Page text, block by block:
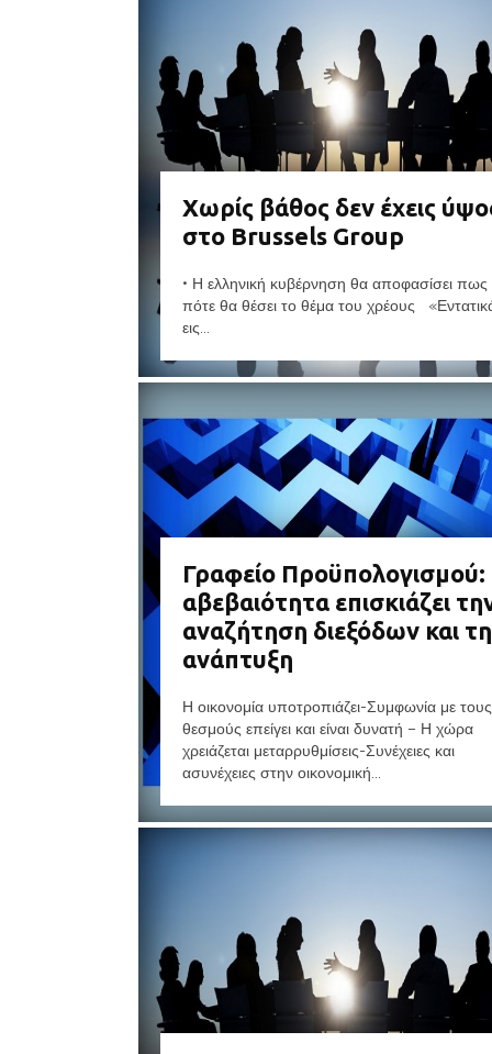
Χωρίς βάθος δεν έχεις
στο Brussels Group
• Η ελληνική κυβέρνηση θα αποφασίσει πως
πότε θα θέσει το θέμα του χρέους
εις...
Γραφείο
αβεβαιότητα επισκιάζει
αναζήτηση διεξόδων και
ανάπτυξη
Η οικονομία υποτροπιάζει-Συμφωνία με τους
θεσμούς επείγει και είναι δυνατή – Η χώρα
χρειάζεται μεταρρυθμίσεις-Συνέχειες και
ασυνέχειες στην οικονομική...